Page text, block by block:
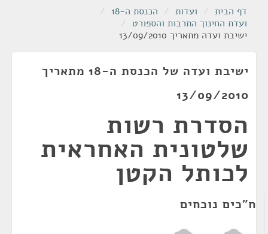
דף הבית / ועדות / הכנסת ה-18
/
ועדת החינוך התרבות והספורט /
ישיבת ועדה מתאריך 13/09/2010
ישיבת ועדה של הכנסת ה-18 מתאריך
13/09/2010
הסדרת רשות
שלטונית האחראית
לכותל הקטן
ח"כים נוכחים